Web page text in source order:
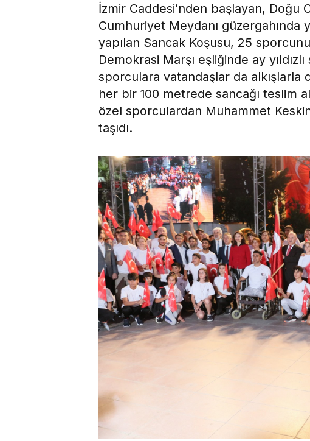
İzmir Caddesi’nden başlayan, Doğu
Cumhuriyet Meydanı güzergahında
yapılan Sancak Koşusu, 25
Demokrasi Marşı eşliğinde ay
sporculara vatandaşlar da
her bir 100 metrede sancağı teslim
özel sporculardan Muhammet
taşıdı.